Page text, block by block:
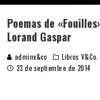
Poemas de
Lorand Gaspar
adminv&co Libros V&Co.
23 de septiembre de 2014